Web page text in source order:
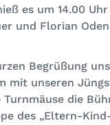
es um 14.00
und Florian
Begrüßung
mit unseren
die
des „Eltern-